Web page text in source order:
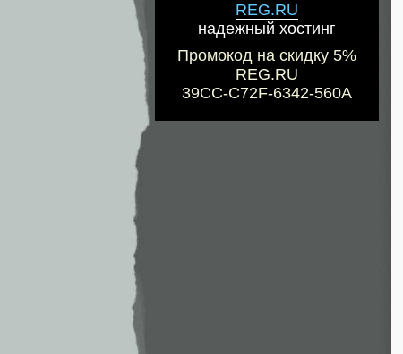
REG.RU
надежный хостинг
Промокод на скидку 5%
REG.RU
39CC-C72F-6342-560A